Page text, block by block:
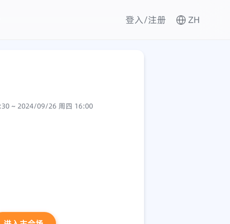
登入/注册 ZH
2024/09/26 周四 14:30 ~ 2024/09/26 周四 16:00